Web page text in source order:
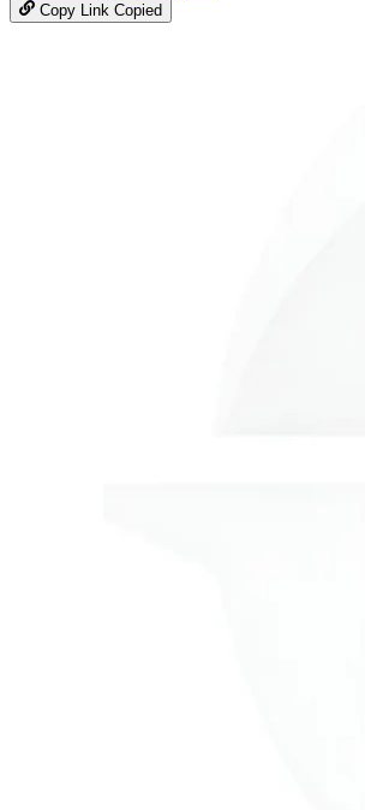
Copy LinkCopied